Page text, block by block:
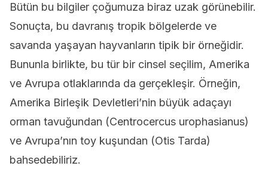
Bütün bu bilgiler çoğumuza biraz uzak görünebilir.
Sonuçta, bu davranış tropik bölgelerde ve
savanda yaşayan hayvanların tipik bir örneğidir.
Bununla birlikte, bu tür bir cinsel seçilim, Amerika
ve Avrupa otlaklarında da gerçekleşir. Örneğin,
Amerika Birleşik Devletleri’nin büyük adaçayı
orman tavuğundan (Centrocercus urophasianus)
ve Avrupa’nın toy kuşundan (Otis Tarda)
bahsedebiliriz.